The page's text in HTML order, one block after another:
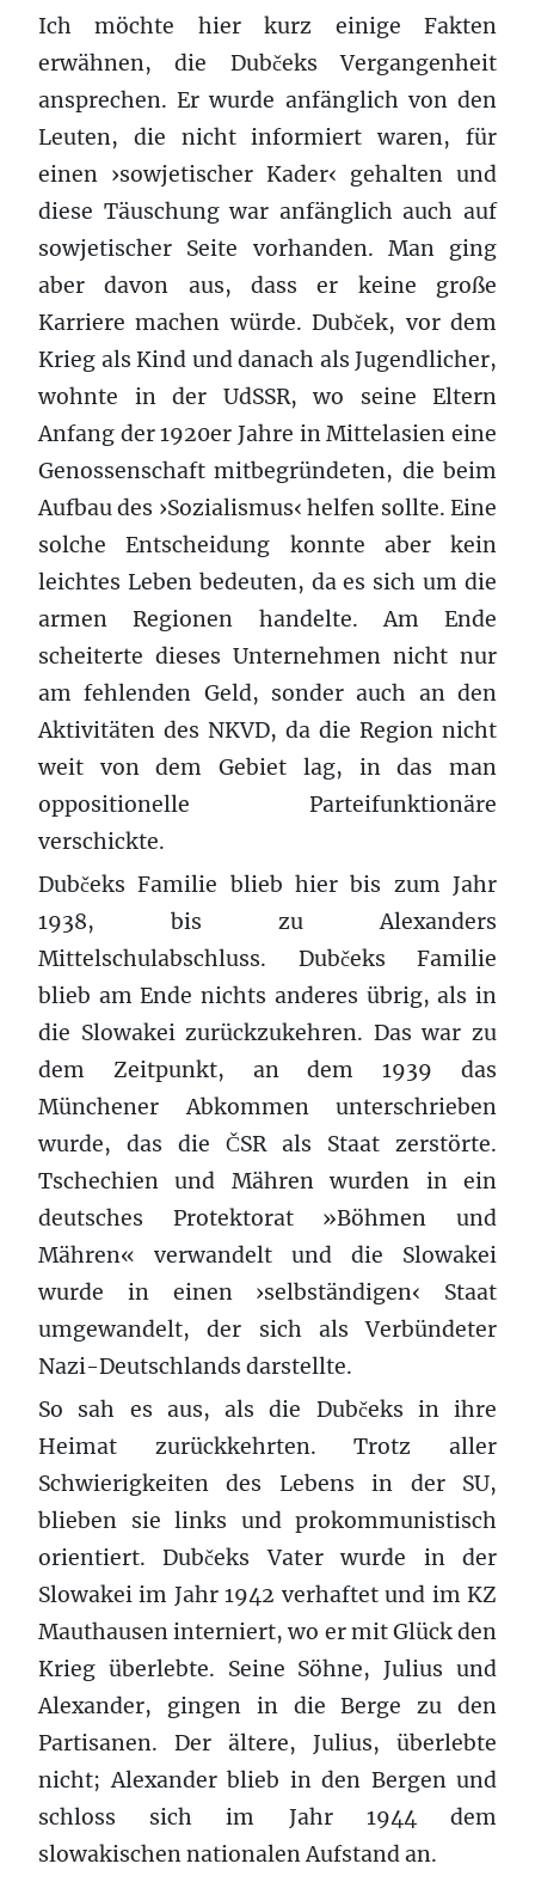
Ich möchte hier kurz einige Fakten
erwähnen, die Dubčeks Vergangenheit
ansprechen. Er wurde anfänglich von den
Leuten, die nicht informiert waren, für
einen ›sowjetischer Kader‹ gehalten und
diese Täuschung war anfänglich auch auf
sowjetischer Seite vorhanden. Man ging
aber davon aus, dass er keine große
Karriere machen würde. Dubček, vor dem
Krieg als Kind und danach als Jugendlicher,
wohnte in der UdSSR, wo seine Eltern
Anfang der 1920er Jahre in Mittelasien eine
Genossenschaft mitbegründeten, die beim
Aufbau des ›Sozialismus‹ helfen sollte. Eine
solche Entscheidung konnte aber kein
leichtes Leben bedeuten, da es sich um die
armen Regionen handelte. Am Ende
scheiterte dieses Unternehmen nicht nur
am fehlenden Geld, sonder auch an den
Aktivitäten des NKVD, da die Region nicht
weit von dem Gebiet lag, in das man
oppositionelle Parteifunktionäre
verschickte.
Dubčeks Familie blieb hier bis zum Jahr
1938, bis zu Alexanders
Mittelschulabschluss. Dubčeks Familie
blieb am Ende nichts anderes übrig, als in
die Slowakei zurückzukehren. Das war zu
dem Zeitpunkt, an dem 1939 das
Münchener Abkommen unterschrieben
wurde, das die ČSR als Staat zerstörte.
Tschechien und Mähren wurden in ein
deutsches Protektorat »Böhmen und
Mähren« verwandelt und die Slowakei
wurde in einen ›selbständigen‹ Staat
umgewandelt, der sich als Verbündeter
Nazi-Deutschlands darstellte.
So sah es aus, als die Dubčeks in ihre
Heimat zurückkehrten. Trotz aller
Schwierigkeiten des Lebens in der SU,
blieben sie links und prokommunistisch
orientiert. Dubčeks Vater wurde in der
Slowakei im Jahr 1942 verhaftet und im KZ
Mauthausen interniert, wo er mit Glück den
Krieg überlebte. Seine Söhne, Julius und
Alexander, gingen in die Berge zu den
Partisanen. Der ältere, Julius, überlebte
nicht; Alexander blieb in den Bergen und
schloss sich im Jahr 1944 dem
slowakischen nationalen Aufstand an.